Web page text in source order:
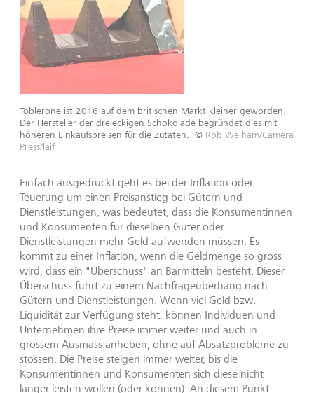
Toblerone ist 2016 auf dem britischen Markt kleiner geworden.
Der Hersteller der dreieckigen Schokolade begründet dies mit
höheren Einkaufspreisen für die Zutaten.
© Rob Welham/Camera
Press/laif
Einfach ausgedrückt geht es bei der Inflation oder
Teuerung um einen Preisanstieg bei Gütern und
Dienstleistungen, was bedeutet, dass die Konsumentinnen
und Konsumenten für dieselben Güter oder
Dienstleistungen mehr Geld aufwenden müssen. Es
kommt zu einer Inflation, wenn die Geldmenge so gross
wird, dass ein "Überschuss" an Barmitteln besteht. Dieser
Überschuss führt zu einem Nachfrageüberhang nach
Gütern und Dienstleistungen. Wenn viel Geld bzw.
Liquidität zur Verfügung steht, können Individuen und
Unternehmen ihre Preise immer weiter und auch in
grossem Ausmass anheben, ohne auf Absatzprobleme zu
stossen. Die Preise steigen immer weiter, bis die
Konsumentinnen und Konsumenten sich diese nicht
länger leisten wollen (oder können). An diesem Punkt